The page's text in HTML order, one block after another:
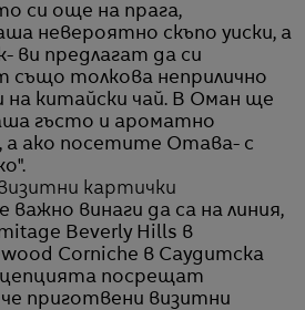
си още на прага,
невероятно скъпо уиски, а
ви предлагат да си
също толкова неприлично
на китайски чай. В Оман ще
гъсто и ароматно
а ако посетите Отава- с
картички
важно винаги да са на линия,
Beverly Hills в
Corniche в Саудитска
посрещат
приготвени визитни